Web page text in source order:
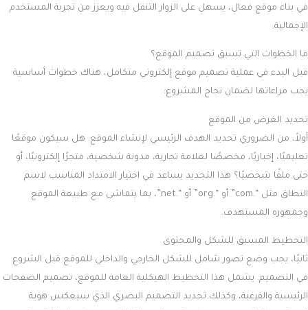
في بناء موقع فعال، يسهل على الزوار التنقل فيه ويعزز من تجربة المستخدم
الإجمالية.
ما الخطوات التي تسبق تصميم الموقع؟
قبل البدء في عملية تصميم موقع إلكتروني متكامل، هناك خطوات أساسية
يجب مراعاتها لضمان نجاح المشروع:
تحديد الغرض من الموقع
أولاً، من الضروري تحديد الهدف الرئيسي لإنشاء الموقع. هل سيكون موقعًا
تعليميًا، إخباريًا، مخصصًا لعلامة تجارية، مدونة شخصية، متجرًا إلكترونيًا، أو
حتى ملفًا شخصيًا؟ هذا التحديد يساعد في اختيار الامتداد المناسب لاسم
النطاق مثل “.com” أو “.org” أو “.net”، بما يتماشى مع طبيعة الموقع
وجمهوره المستهدف.
التخطيط المسبق للشكل والمحتوى
ثانيًا، يجب وضع تصور شامل للشكل الخارجي والداخلي للموقع قبل الشروع
في التصميم. يشمل هذا التخطيط الهيكلية العامة للموقع، تصميم الصفحات
الرئيسية والفرعية، وكذلك تحديد التصميم البصري الذي سيعكس هوية